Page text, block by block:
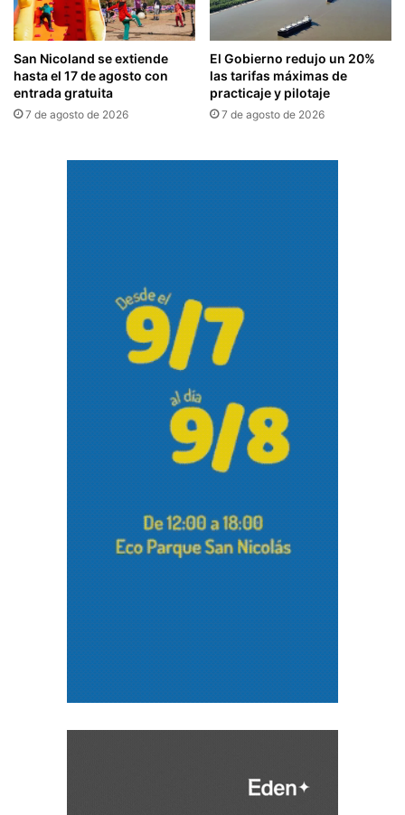
San Nicoland se extiende
hasta el 17 de agosto con
entrada gratuita
7 de agosto de 2026
El Gobierno redujo un 20%
las tarifas máximas de
practicaje y pilotaje
7 de agosto de 2026